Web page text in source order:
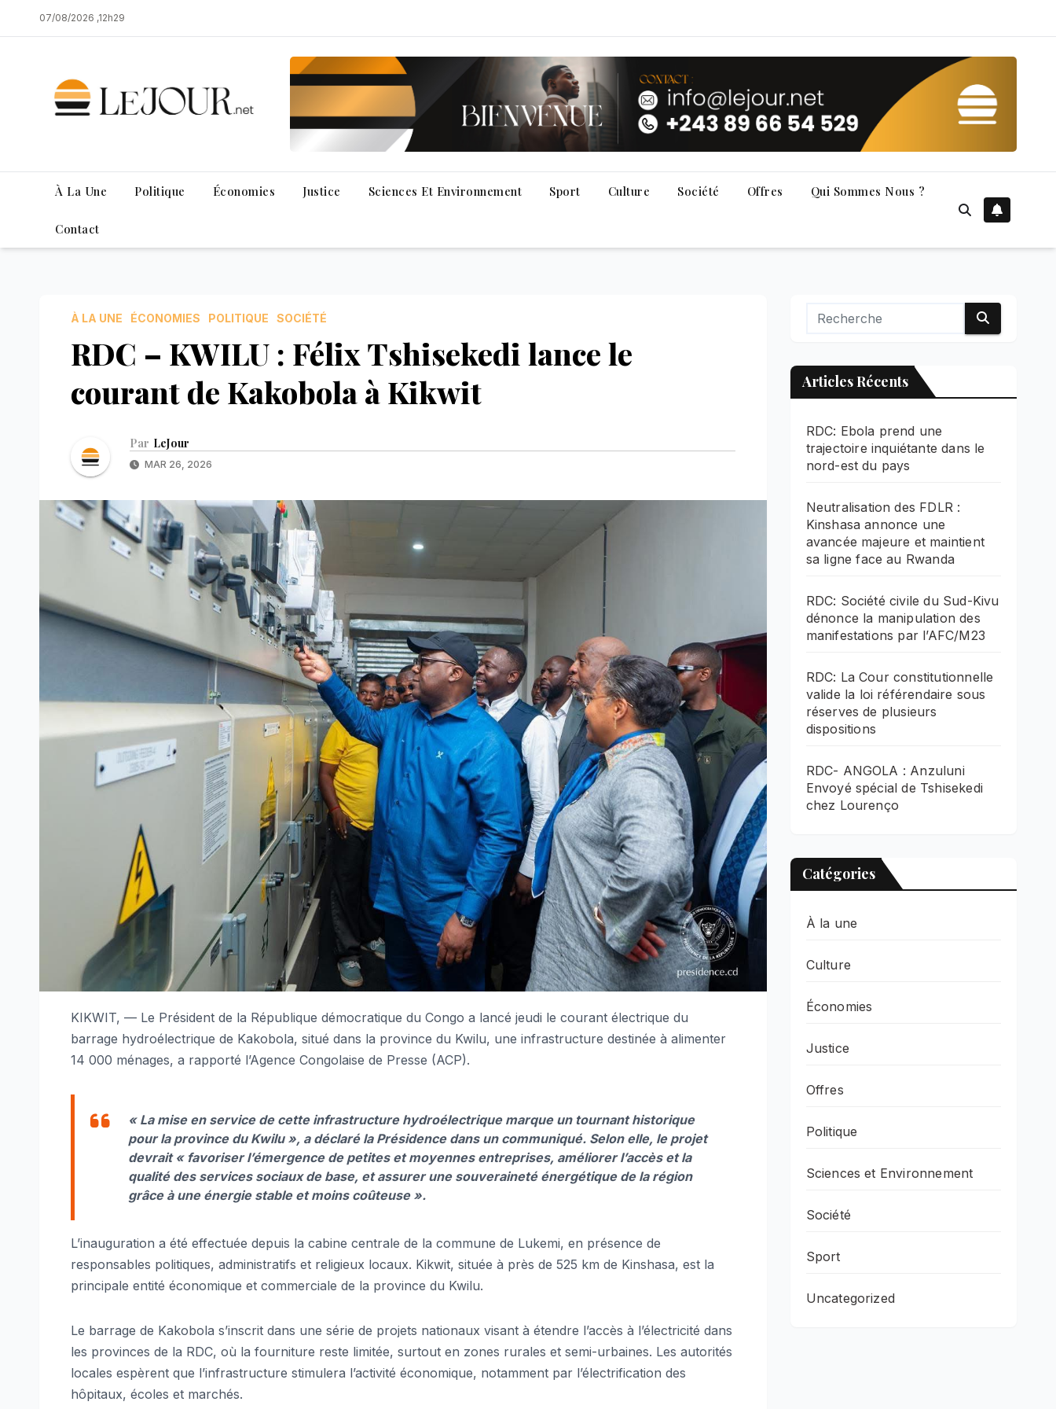
to
07/08/2026 ,12h29
À La Une Politique Économies Justice Sciences Et Environnement Sport Culture Société Offres Qui Sommes Nous ?
Contact
À LA UNE ÉCONOMIES POLITIQUE SOCIÉTÉ
RDC – KWILU : Félix Tshisekedi lance le
courant de Kakobola à Kikwit
Par LeJour
MAR 26, 2026
KIKWIT, — Le Président de la République démocratique du Congo a lancé jeudi le courant électrique du
barrage hydroélectrique de Kakobola, situé dans la province du Kwilu, une infrastructure destinée à alimenter
14 000 ménages, a rapporté l’Agence Congolaise de Presse (ACP).
« La mise en service de cette infrastructure hydroélectrique marque un tournant historique
pour la province du Kwilu », a déclaré la Présidence dans un communiqué. Selon elle, le projet
devrait « favoriser l’émergence de petites et moyennes entreprises, améliorer l’accès et la
qualité des services sociaux de base, et assurer une souveraineté énergétique de la région
grâce à une énergie stable et moins coûteuse ».
L’inauguration a été effectuée depuis la cabine centrale de la commune de Lukemi, en présence de
responsables politiques, administratifs et religieux locaux. Kikwit, située à près de 525 km de Kinshasa, est la
principale entité économique et commerciale de la province du Kwilu.
Le barrage de Kakobola s’inscrit dans une série de projets nationaux visant à étendre l’accès à l’électricité dans
les provinces de la RDC, où la fourniture reste limitée, surtout en zones rurales et semi-urbaines. Les autorités
locales espèrent que l’infrastructure stimulera l’activité économique, notamment par l’électrification des
hôpitaux, écoles et marchés.
Articles Récents
RDC: Ebola prend une
trajectoire inquiétante dans le
nord-est du pays
Neutralisation des FDLR :
Kinshasa annonce une
avancée majeure et maintient
sa ligne face au Rwanda
RDC: Société civile du Sud-Kivu
dénonce la manipulation des
manifestations par l’AFC/M23
RDC: La Cour constitutionnelle
valide la loi référendaire sous
réserves de plusieurs
dispositions
RDC- ANGOLA : Anzuluni
Envoyé spécial de Tshisekedi
chez Lourenço
Catégories
À la une
Culture
Économies
Justice
Offres
Politique
Sciences et Environnement
Société
Sport
Uncategorized